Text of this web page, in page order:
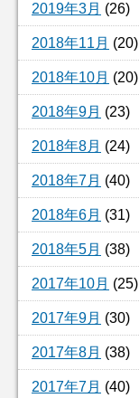
2019年3月 (26)
2018年11月 (20)
2018年10月 (20)
2018年9月 (23)
2018年8月 (24)
2018年7月 (40)
2018年6月 (31)
2018年5月 (38)
2017年10月 (25)
2017年9月 (30)
2017年8月 (38)
2017年7月 (40)